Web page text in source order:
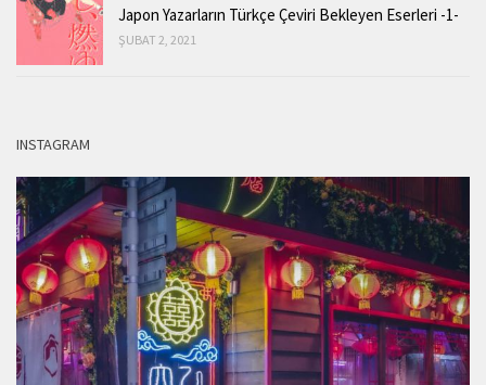
Japon Yazarların Türkçe Çeviri Bekleyen Eserleri -1-
ŞUBAT 2, 2021
INSTAGRAM